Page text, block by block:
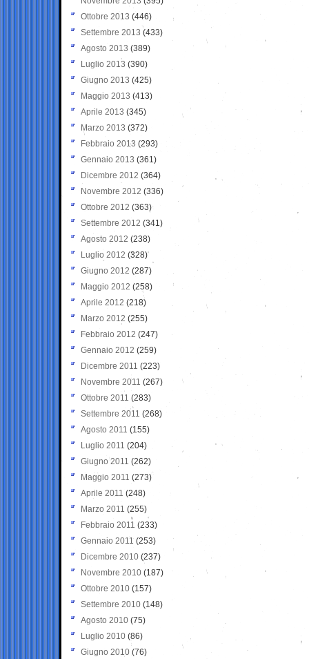
Ottobre 2013 (446)
Settembre 2013 (433)
Agosto 2013 (389)
Luglio 2013 (390)
Giugno 2013 (425)
Maggio 2013 (413)
Aprile 2013 (345)
Marzo 2013 (372)
Febbraio 2013 (293)
Gennaio 2013 (361)
Dicembre 2012 (364)
Novembre 2012 (336)
Ottobre 2012 (363)
Settembre 2012 (341)
Agosto 2012 (238)
Luglio 2012 (328)
Giugno 2012 (287)
Maggio 2012 (258)
Aprile 2012 (218)
Marzo 2012 (255)
Febbraio 2012 (247)
Gennaio 2012 (259)
Dicembre 2011 (223)
Novembre 2011 (267)
Ottobre 2011 (283)
Settembre 2011 (268)
Agosto 2011 (155)
Luglio 2011 (204)
Giugno 2011 (262)
Maggio 2011 (273)
Aprile 2011 (248)
Marzo 2011 (255)
Febbraio 2011 (233)
Gennaio 2011 (253)
Dicembre 2010 (237)
Novembre 2010 (187)
Ottobre 2010 (157)
Settembre 2010 (148)
Agosto 2010 (75)
Luglio 2010 (86)
Giugno 2010 (76)